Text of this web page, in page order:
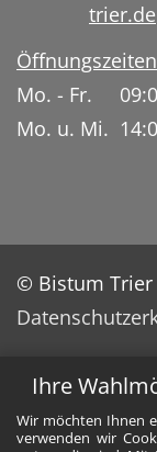
Ihre
Wir möchten Ihnen
verwenden wir
trier.de
Mo. - Fr.
Mo. u. Mi.
© Bistum Trier